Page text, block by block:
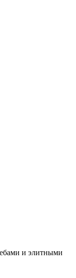
и элитными